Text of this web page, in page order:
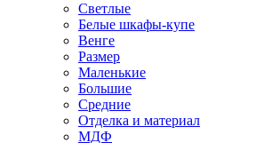
Светлые
Белые шкафы-купе
Венге
Размер
Маленькие
Большие
Средние
Отделка и материал
МДФ